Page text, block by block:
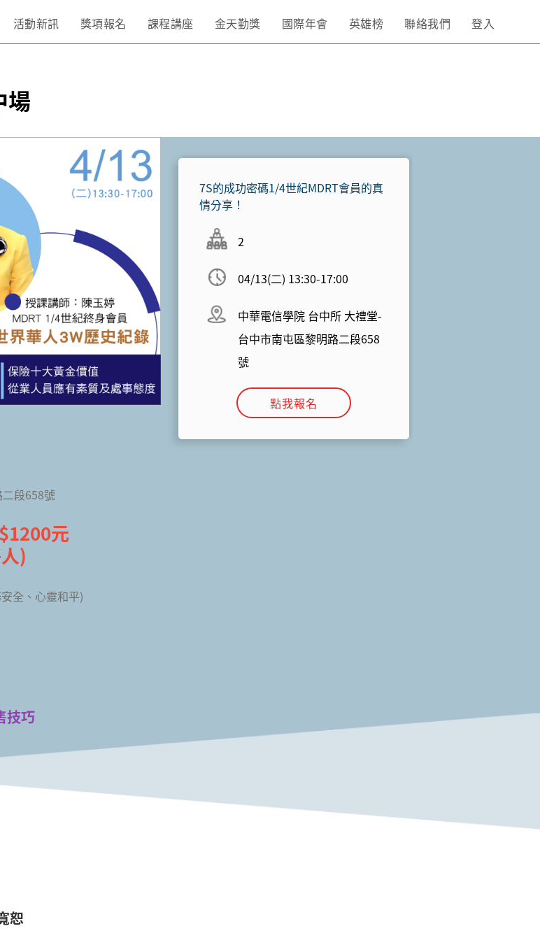
登入
聯絡我們
英雄榜
國際年會
金天勤獎
課程講座
獎項報名
活動新訊
場
段658號
元
)
全、心靈和平)
技巧
恕
7S的成功密碼1/4世紀MDRT會員的真
情分享！
2
04/13(二) 13:30-17:00
中華電信學院 台中所 大禮堂-
台中市南屯區黎明路二段658
號
點我報名